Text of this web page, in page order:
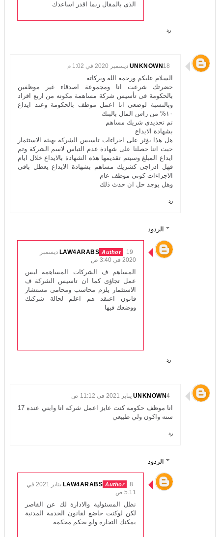
الذى بالمقال ربما اقدر اساعدك
رد
UNKNOWN 18 ديسمبر 2020 في 1:02 م
السلام عليكم ورحمة الله وبركاته
حضرتك شرعت انا ومجموعة اصدقاء غير موظفين
بالحكومة فى تأسيس شركة مساهمة مكونه من اربع افراد
وبالنسبة لوضعى انا اعمل موظف بالحكومة وعند ايداع
١٠% من راس المال بالبنك
تم تحديدى شريك مساهم
بشهادة الايداع
هل هذا يؤثر على اجراءات تاسيس الشركة بهيئة الاستثمار
حيث اننا حصلنا على شهادة عدم التباس لاسم الشركة وتم
ايداع المبلغ وسيتم تقديمها هذه الشهادة بالايداع خلال ايام
فهل ادراجى كشريك مساهم بشهادة الايداع يعطل باقى
الاجراءات كونى موظف عام
وهل يوجد حل ان حدث ذلك
رد
الردود
LAW4ARABS 19 ديسمبر
2020 في 3:40 ص
المساهم ف الشركات المساهمة ليس
عمل تجاؤى كما ان تاسيس الشركة ف
الاستئمار يلزم محاسب ومحامى مستشار
قانون اعتقد هم اعلم لحالة شركتك
ووضعك فيها
رد
UNKNOWN4 يناير 2021 في 11:12 ص
انا موظف حكومه كنت عايز اعمل شركه انا وابني عنده 17
سنه واكون ولي طبيعي
رد
الردود
LAW4ARABS
8 يناير 2021 في
5:11 ص
نظل المسئولية والادارة لك عن القاصر
لكن لوكنت خاضع لقانون الخدمة المدنية
يمكنك التجارة ولو بحكم محكمة